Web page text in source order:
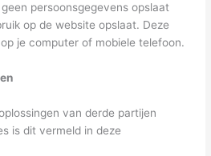
persoonsgegevens opslaat
op de website opslaat. Deze
je computer of mobiele telefoon.
van derde partijen
is dit vermeld in deze